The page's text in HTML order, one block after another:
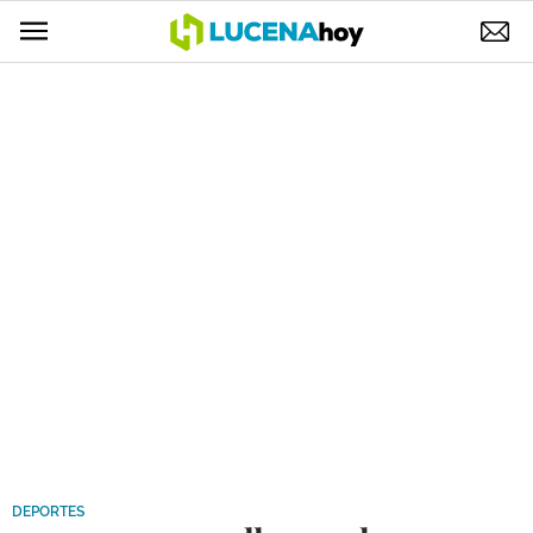
DEPORTES